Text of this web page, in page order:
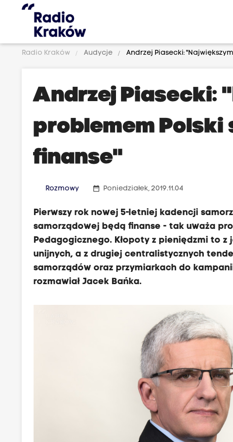
Radio Kraków Audycje Andrzej Piasecki:
Andrzej Piasecki:
problemem Polski
finanse"
Rozmowy date_range Poniedziałek, 2019.11.04
Pierwszy rok nowej 5-letniej kadencji
samorządowej będą finanse - tak uważa
Pedagogicznego. Kłopoty z pieniędzmi to
unijnych, a z drugiej centralistycznych
samorządów oraz przymiarkach do
rozmawiał Jacek Bańka.